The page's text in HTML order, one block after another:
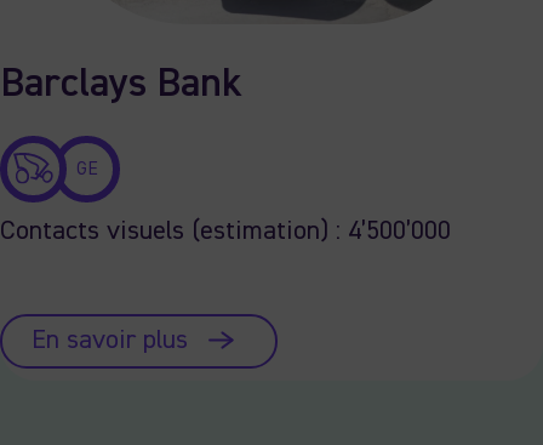
Barclays Bank
GE
Contacts visuels (estimation) : 4’500’000
En savoir plus